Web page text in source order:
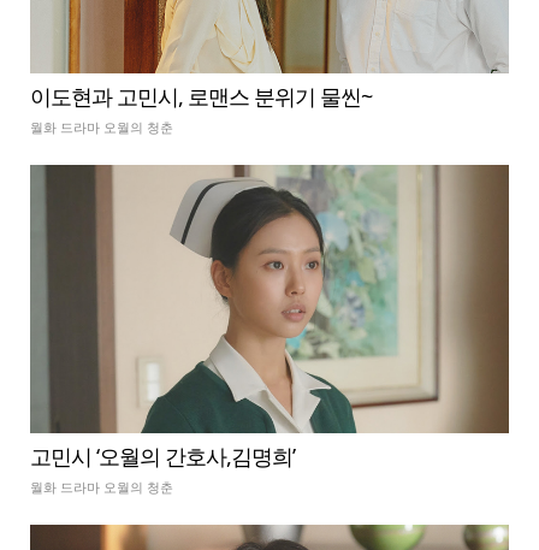
이도현과 고민시, 로맨스 분위기 물씬~
월화 드라마 오월의 청춘
고민시 ‘오월의 간호사,김명희’
월화 드라마 오월의 청춘